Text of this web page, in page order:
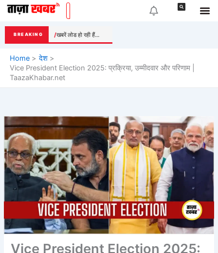
Skip
content
BREAKING खबरें लोड हो रही हैं...
Home
देश
Vice President Election 2025: प्रक्रिया, उम्मीदवार और परिणाम |
TaazaKhabar.net
Vice President Election 2025: